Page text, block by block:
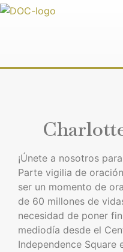
¡Únete a nosotros
Parte vigilia de
ser un momento de
de 60 millones de
necesidad de poner
mediodía desde el
Independence Square